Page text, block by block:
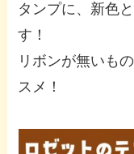
タンプに、新色
す！
リボンが無いも
スメ！